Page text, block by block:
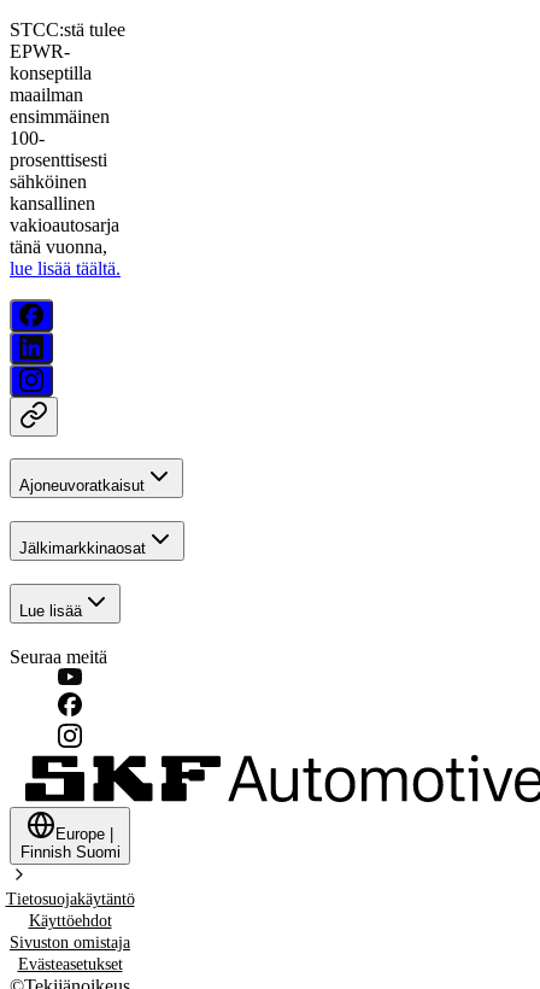
STCC:stä tulee
EPWR-
konseptilla
maailman
ensimmäinen
100-
prosenttisesti
sähköinen
kansallinen
vakioautosarja
tänä vuonna,
lue lisää täältä.
Ajoneuvoratkaisut
Jälkimarkkinaosat
Lue lisää
Seuraa meitä
Europe |
Finnish Suomi
Tietosuojakäytäntö
Käyttöehdot
Sivuston omistaja
Evästeasetukset